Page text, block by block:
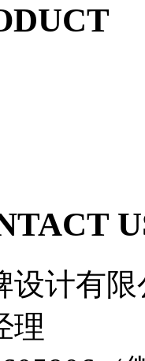
设计有限
理